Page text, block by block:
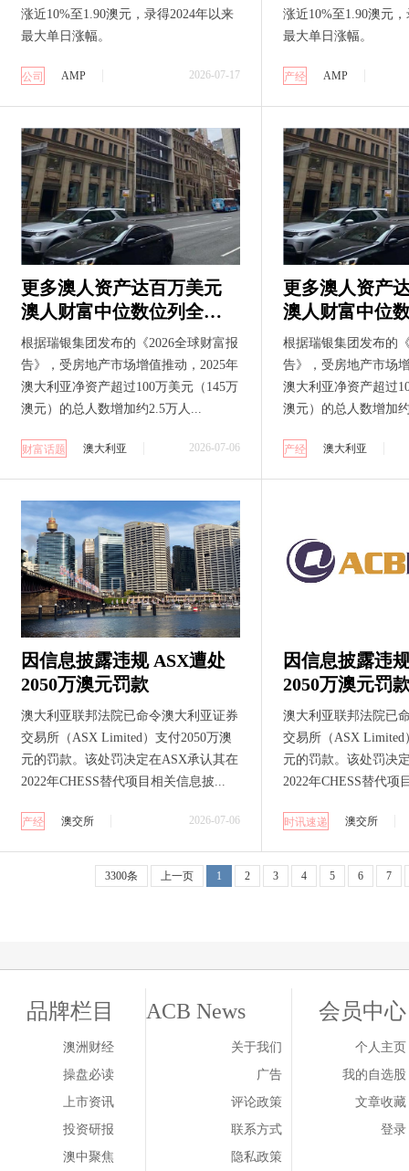
涨近10%至1.90澳元，录得2024年以来
最大单日涨幅。
公司 AMP 2026-07-17
涨近10%至1.90澳元
最大单日涨幅。
产经 AMP
更多澳人资产达百万美元
澳人财富中位数位列全球
第三
根据瑞银集团发布的《2026全球财富报
告》，受房地产市场增值推动，2025年
澳大利亚净资产超过100万美元（145万
澳元）的总人数增加约2.5万人...
财富话题 澳大利亚 2026-07-06
更多澳人资产
澳人财富中位
第三
根据瑞银集团发布的
告》，受房地产市场
澳大利亚净资产超过
澳元）的总人数增加
产经 澳大利亚
因信息披露违规 ASX遭处
2050万澳元罚款
澳大利亚联邦法院已命令澳大利亚证券
交易所（ASX Limited）支付2050万澳
元的罚款。该处罚决定在ASX承认其在
2022年CHESS替代项目相关信息披...
产经 澳交所 2026-07-06
因信息披露违
2050万澳元罚
澳大利亚联邦法院已
交易所（ASX Limited
元的罚款。该处罚决
2022年CHESS替代项
时讯速递 澳交所
3300条 上一页 1 2 3 4 5 6 7
品牌栏目
澳洲财经
操盘必读
上市资讯
投资研报
澳中聚焦
ACB News
关于我们
广告
评论政策
联系方式
隐私政策
会员中心
个人主页
我的自选股
文章收藏
登录